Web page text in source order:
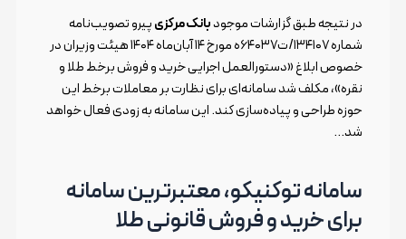
در نتیجه طبق گزارشات موجودبانک مرکزیپیرو تصویب‌نامه
شماره ۱۳۴۱۰۷/ت۶۴۰۳۷ه مورخ ۱۴ آبان‌ماه ۱۴۰۴ هیئت وزیران در
خصوص ابلاغ «دستورالعمل اجرایی خرید و فروش برخط طلا و
نقره»، مکلف شد سامانه‌ای برای نظارت بر معاملات برخط این
حوزه طراحی و پیاده‌سازی کند. این سامانه به زودی فعال خواهد
شد…
سامانه توکنیکو، معتبرترین سامانه
برای خرید و فروش قانونی طلا